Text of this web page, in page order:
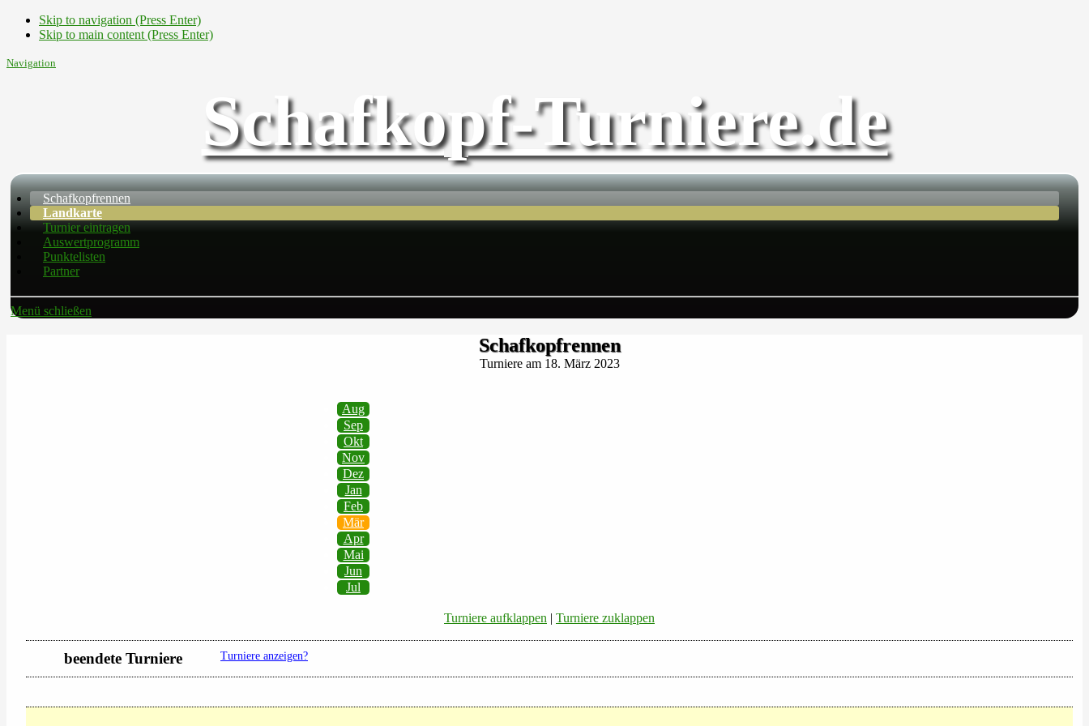
Skip to navigation (Press Enter)
Skip to main content (Press Enter)
Navigation
Schafkopf-Turniere.de
Schafkopfrennen
Landkarte
Turnier eintragen
Auswertprogramm
Punktelisten
Partner
Menü schließen
Schafkopfrennen
Turniere am 18. März 2023
Aug
Sep
Okt
Nov
Dez
Jan
Feb
Mär
Apr
Mai
Jun
Jul
Turniere aufklappen | Turniere zuklappen
beendete Turniere Turniere anzeigen?